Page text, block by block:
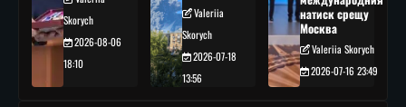
Skorych
2026-08-06
18:10
Valeriia
Skorych
2026-07-18
13:56
натиск срещу
Москва
Valeriia Skorych
2026-07-16 23:49